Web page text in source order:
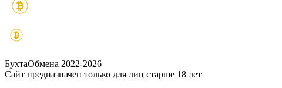
БухтаОбмена 2022-2026
Сайт предназначен только для лиц старше 18 лет